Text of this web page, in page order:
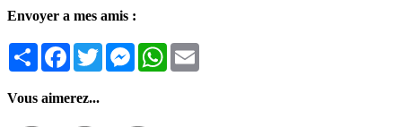
Envoyer a mes amis :
PartagerFacebook
TwitterMessengerWhatsApp
Vous aimerez...